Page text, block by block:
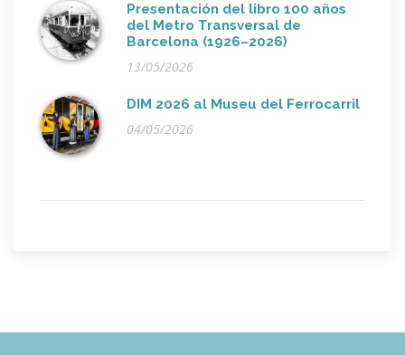
Presentación del libro 100 años
del Metro Transversal de
Barcelona (1926–2026)
13/05/2026
DIM 2026 al Museu del Ferrocarril
04/05/2026